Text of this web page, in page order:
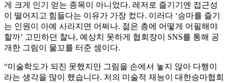
게 크게 인기 얻는 종목이 아니었다. 레저로 즐기기엔 접근성
이 떨어지고 힘들다는 이유가 가장 컸다. 이러다 ‘승마를 즐기
는 인원이 아예 사라지면 어쩌나. 젊은 층에 어떻게 어필해야
할까’ 고민하던 찰나, 예상치 못하게 협회장이 SNS를 통해 공
개한 그림이 물꼬를 터준 셈이다.
“미술학도가 되진 못했지만 그림을 손에서 놓지 않아 다행이
라는 생각을 많이 했습니다. 저의 미술적 재능이 대한승마협회